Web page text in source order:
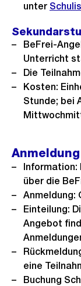
unter
BeFrei-
Unterricht
Die
Kosten:
Stunde; bei
Information:
über die
Anmeldung:
Einteilung:
Angebot
eine
Buchung